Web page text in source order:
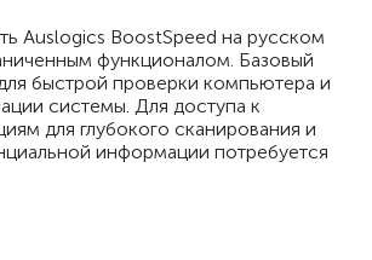
Auslogics BoostSpeed на русском
функционалом. Базовый
быстрой проверки компьютера и
системы. Для доступа к
для глубокого сканирования и
информации потребуется